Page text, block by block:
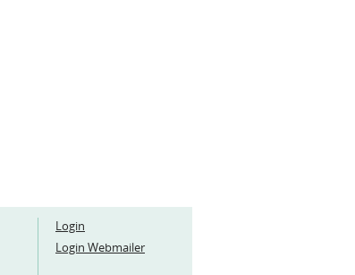
Login
Login Webmailer